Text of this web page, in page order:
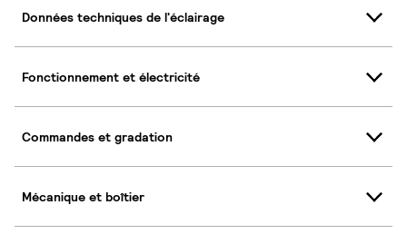
Données techniques de l'éclairage
Fonctionnement et électricité
Commandes et gradation
Mécanique et boîtier